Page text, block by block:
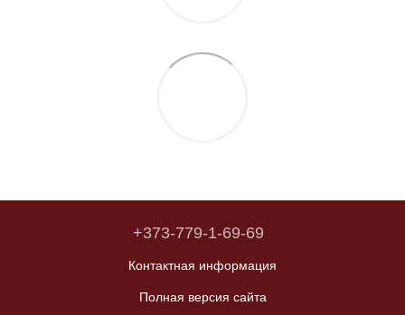
+373-779-1-69-69
Контактная информация
Полная версия сайта